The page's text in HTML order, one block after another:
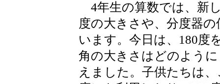
4年生の算数では、新
度の大きさや、分度器
います。今日は、180度
角の大きさはどのよう
えました。子供たちは